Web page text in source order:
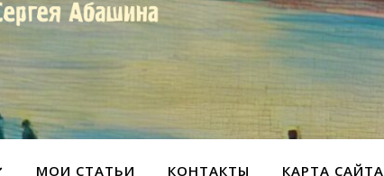
МОИ СТАТЬИ КОНТАКТЫ КАРТА САЙТА